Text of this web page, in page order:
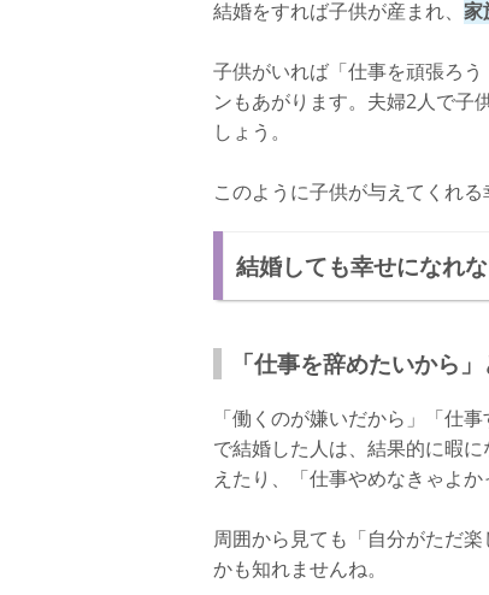
結婚をすれば子供が産まれ、 家
子供がいれば「仕事を頑張ろ
ンもあがります。夫婦2人で子
しょう。
このように子供が与えてくれる
結婚しても幸せになれ
「仕事を辞めたいから
「働くのが嫌いだから」「仕
で結婚した人は、結果的に暇
えたり、「仕事やめなきゃよか
周囲から見ても「自分がただ
かも知れませんね。